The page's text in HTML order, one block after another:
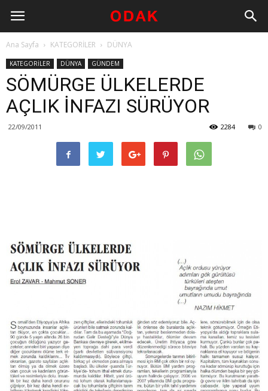
Ana Sayfa KATEGORİLER DÜNYA
KATEGORİLER DÜNYA GÜNDEM
SÖMÜRGE ÜLKELERDE
AÇLIK İNFAZI SÜRÜYOR
22/09/2011 0
2284